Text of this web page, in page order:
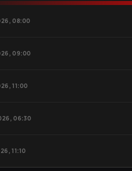
08:00
09:00
11:00
06:30
11:10